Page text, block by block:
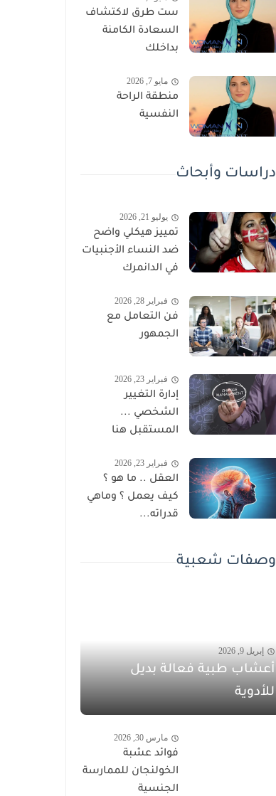
ست طرق لاكتشاف
السعادة الكامنة
بداخلك
مايو 7, 2026
منطقة الراحة
النفسية
دراسات وأبحاث
يوليو 21, 2026
تمييز هيكلي واضح
ضد النساء الأجنبيات
في الدانمرك
فبراير 28, 2026
فن التعامل مع
الجمهور
فبراير 23, 2026
إدارة التغيير
الشخصي ...
المستقبل هنا
فبراير 23, 2026
العقل .. ما هو ؟
كيف يعمل ؟ وماهي
قدراته...
وصفات شعبية
إبريل 9, 2026
أعشاب طبية فعالة بديل
للأدوية
مارس 30, 2026
فوائد عشبة
الخولنجان للممارسة
الجنسية